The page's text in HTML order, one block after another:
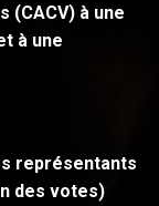
(CACV) à une
à une
représentants
des votes)